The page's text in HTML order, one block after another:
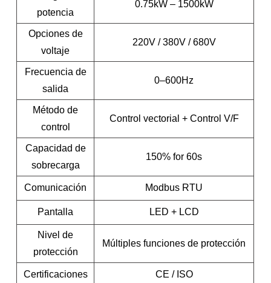
potencia
0.75kW – 1500kW
Opciones de
voltaje
220V / 380V / 680V
Frecuencia de
salida
0–600Hz
Método de
control
Control vectorial + Control V/F
Capacidad de
sobrecarga
150% for 60s
Comunicación Modbus RTU
Pantalla LED + LCD
Nivel de
protección
Múltiples funciones de protección
Certificaciones CE / ISO